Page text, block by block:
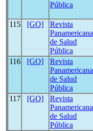
Pública
115 [GO]
Revista
Panamericana
de Salud
Pública
116 [GO]
Revista
Panamericana
de Salud
Pública
117 [GO]
Revista
Panamericana
de Salud
Pública